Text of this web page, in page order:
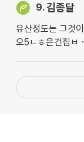
9.김종달
유산정도는 그것이
오5ㄴㅎ은건집ㅂㆍ